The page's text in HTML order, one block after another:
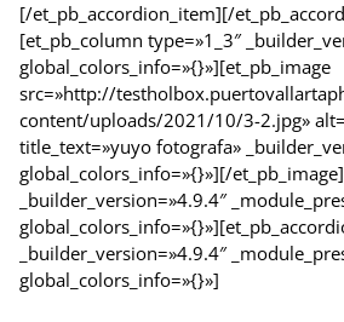
[/et_pb_accordion_item][/
[et_pb_column type=»1_3″
global_colors_info=»{}»][et_pb_image
src=»http://
content/uploads/2021/10/3-2.jpg»
title_text=»yuyo fotografa»
global_colors_info=»{}»][/
_builder_version=»4.9.4″
_builder_version=»4.9.4″
global_colors_info=»{}»]